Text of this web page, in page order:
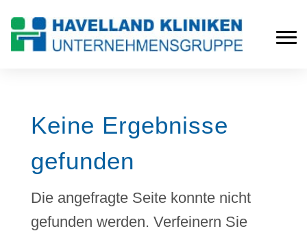
Keine Ergebnisse
gefunden
Die angefragte Seite konnte nicht
gefunden werden. Verfeinern Sie